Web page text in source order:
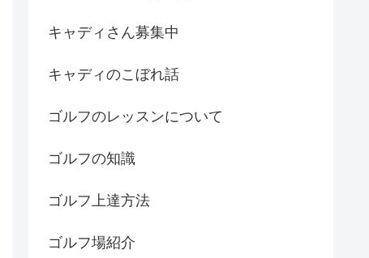
キャディさん募集中
キャディのこぼれ話
ゴルフのレッスンについて
ゴルフの知識
ゴルフ上達方法
ゴルフ場紹介